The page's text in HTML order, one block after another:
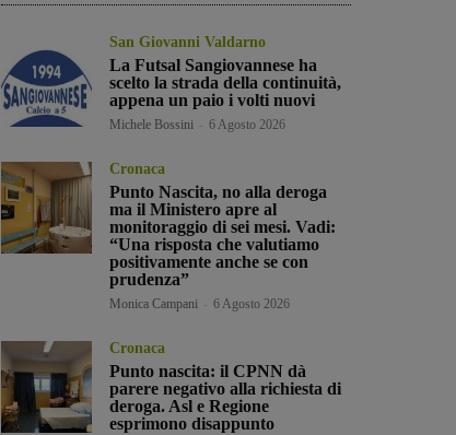
San Giovanni Valdarno
La Futsal Sangiovannese ha
scelto la strada della continuità,
appena un paio i volti nuovi
Michele Bossini 6 Agosto 2026
Cronaca
Punto Nascita, no alla deroga
ma il Ministero apre al
monitoraggio di sei mesi. Vadi:
“Una risposta che valutiamo
positivamente anche se con
prudenza”
Monica Campani 6 Agosto 2026
Cronaca
Punto nascita: il CPNN dà
parere negativo alla richiesta di
deroga. Asl e Regione
esprimono disappunto